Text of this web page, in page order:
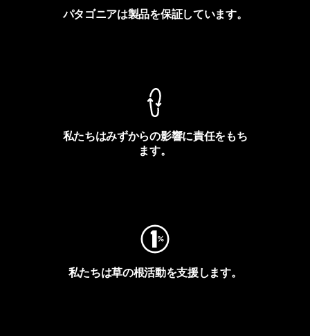
パタゴニアは製品を保証しています。
私たちはみずからの影響に責任をもち
ます。
私たちは草の根活動を支援します。